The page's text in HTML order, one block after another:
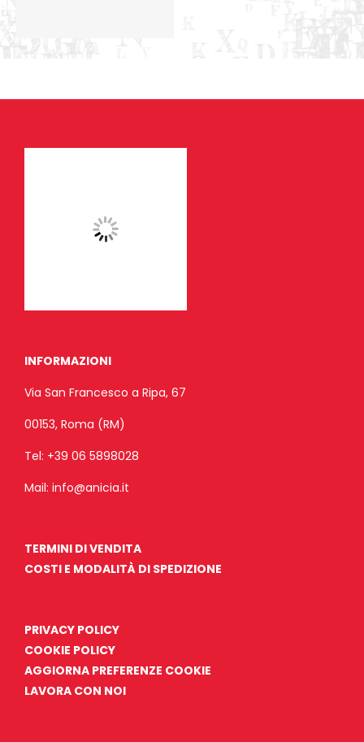
INFORMAZIONI
Via San Francesco a Ripa, 67
00153, Roma (RM)
Tel: +39 06 5898028
Mail: info@anicia.it
TERMINI DI VENDITA
COSTI E MODALITÀ DI SPEDIZIONE
PRIVACY POLICY
COOKIE POLICY
AGGIORNA PREFERENZE COOKIE
LAVORA CON NOI